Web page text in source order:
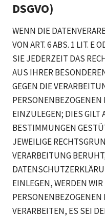
DSGVO)
WENN DIE
VON ART. 6 ABS. 1 LIT. E
SIE JEDERZEIT DAS
AUS IHRER
GEGEN DIE
EINZULEGEN; DIES GILT
BESTIMMUNGEN
JEWEILIGE
VERARBEITUNG
EINLEGEN, WERDEN
VERARBEITEN, ES SEI